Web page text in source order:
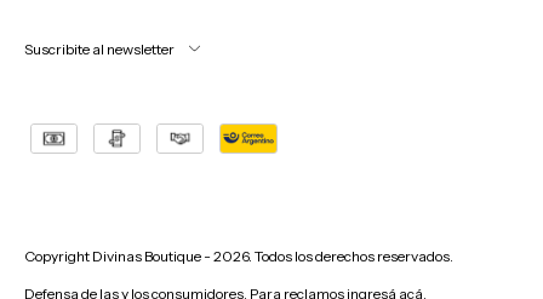
Suscribite al newsletter
Copyright Divinas Boutique - 2026. Todos los derechos reservados.
Defensa de las y los consumidores. Para reclamos ingresá acá.